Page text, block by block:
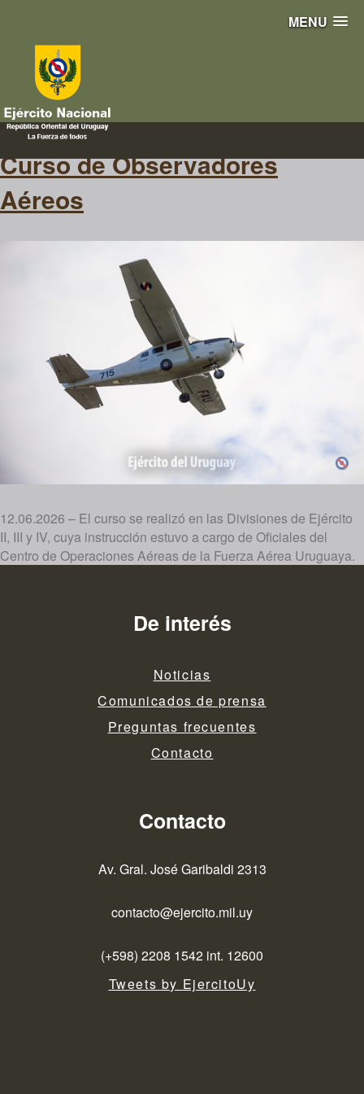
MENU
Aéreos
Curso de Observadores
Aéreos
12.06.2026 – El curso se realizó en las Divisiones de Ejército
II, III y IV, cuya instrucción estuvo a cargo de Oficiales del
Centro de Operaciones Aéreas de la Fuerza Aérea Uruguaya.
De interés
Noticias
Comunicados de prensa
Preguntas frecuentes
Contacto
Contacto
Av. Gral. José Garibaldi 2313
contacto@ejercito.mil.uy
(+598) 2208 1542 int. 12600
Tweets by EjercitoUy